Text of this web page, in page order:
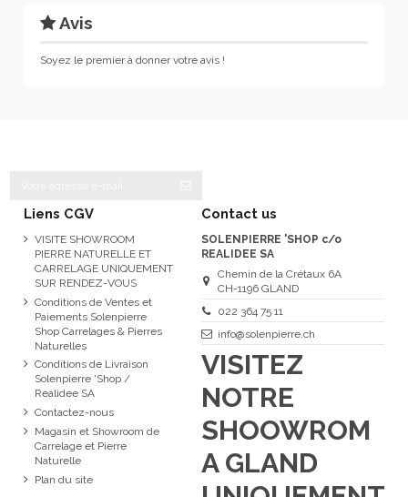
Avis
Soyez le premier à donner votre avis !
Liens CGV
VISITE SHOWROOM
PIERRE NATURELLE ET
CARRELAGE UNIQUEMENT
SUR RENDEZ-VOUS
Conditions de Ventes et
Paiements Solenpierre
Shop Carrelages & Pierres
Naturelles
Conditions de Livraison
Solenpierre 'Shop /
Realidee SA
Contactez-nous
Magasin et Showroom de
Carrelage et Pierre
Naturelle
Plan du site
Contact us
SOLENPIERRE 'SHOP c/o
REALIDEE SA
Chemin de la Crétaux 6A
CH-1196 GLAND
022 364 75 11
info@solenpierre.ch
VISITEZ
NOTRE
SHOOWROM
A GLAND